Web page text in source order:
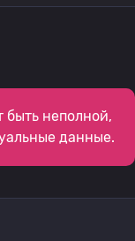
неполной,
данные.